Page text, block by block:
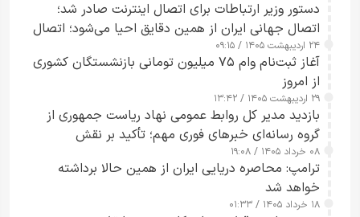
دستور وزیر ارتباطات برای اتصال اینترنت صادر شد؛
اتصال جهانی ایران از همین دقایق احیا می‌شود؛ اتصال
کامل مردم تا ۲۴ ساعت آینده
۲۴ اردیبهشت ۱۴۰۵ / ۰۹:۱۵
آغاز ثبت‌نام وام ۷۵ میلیون تومانی بازنشستگان کشوری
از امروز
۲۹ اردیبهشت ۱۴۰۵ / ۱۳:۴۲
بازدید مدیر کل روابط عمومی نهاد ریاست جمهوری از
گروه رسانه‌ای خبرهای فوری مهم؛ تأکید بر نقش
رسانه‌های هوشمند و مسئول در ارتقای آگاهی عمومی
۰۸ خرداد ۱۴۰۵ / ۱۹:۰۸
ترامپ: محاصره دریایی ایران از همین حالا برداشته
خواهد شد
۱۸ خرداد ۱۴۰۵ / ۰۱:۳۳